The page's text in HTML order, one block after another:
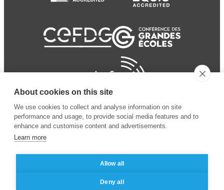
Mentions légales
About cookies on this site
We use cookies to collect and analyse information on site
performance and usage, to provide social media features and to
enhance and customise content and advertisements.
Learn more
Allow all
Deny all